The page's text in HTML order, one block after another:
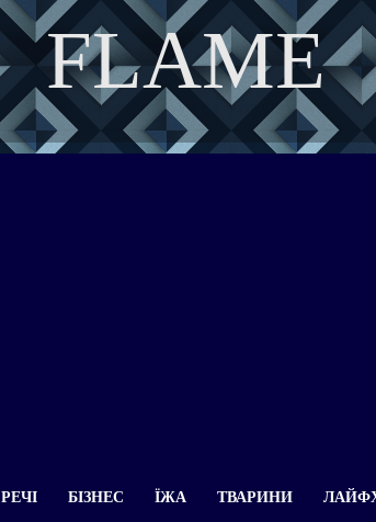
FLAME
DISCOVER THE ART OF PUBLISHING
РЕЧІ БІЗНЕС ЇЖА ТВАРИНИ